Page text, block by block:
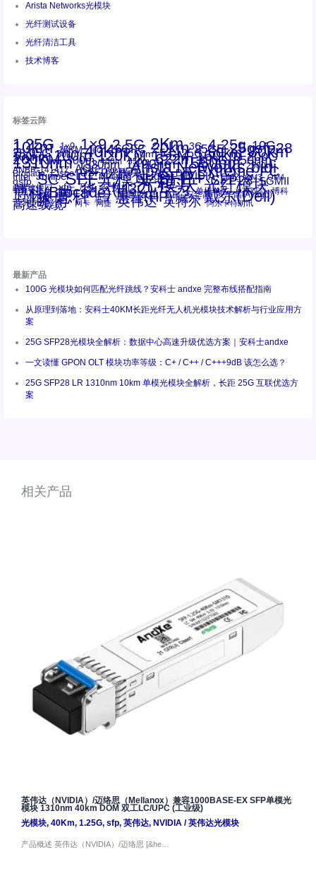
Arista Networks光模块
光纤测试设备
光纤清洁工具
技术博客
标签云阵
1.25G 1x9 1×9 2.5G 2Km 3G 4.25g 10G
10km 15KM 16G 16GFC 20km 25GE 25gsfp28
28.05G 30km 40Km 50m 53.125G 60km 80km
100km 100m 120KM 155M 160km 200G
200KM 300m 400m 550m 622m 800G 850nm
1310nm 1330nm 1490nm 1550nm 2500m
ANBR-1414TZ AOC Arista Arista Networks bidi
Brocade Cisco CSFP光模块 DAC Dell Extreme FC
Intel Juniper LC MPO-LC Netgear NVIDIA OM2 OM3 OM4
qsfp SC SFF光模块 SFP+ SFP28 SGMII
st螺纹接口 xfp 万兆 交换机 光模块 光纤模块
千兆光模块 华三 华三(H3C) 华为 单模单芯 单模双芯 博科
博科(Brocade) 博通 友讯 多模 安华高 安华高(Avago)
工业级 思科 惠普 惠普(HP) 戴尔 戴尔(Dell)
百兆 瞻博 网卡 网捷 英伟达 英特尔 阿尔卡特朗讯
高速线缆
最新产品
100G 光模块如何匹配光纤跳线？安科士 andxe 完整布线搭配指南
从原理到落地：安科士40KM长距光纤无人机光模块技术解析与行业应用方
案
25G SFP28光模块全解析：数据中心高速升级优选方案｜安科士andxe
一文读懂 GPON OLT 模块功率等级：C+ / C++ / C+++9dB 该怎么选？
25G SFP28 LR 1310nm 10km 单模光模块全解析，长距 25G 互联优选方
案
相关产品
英伟达（NVIDIA）/迈络思（Mellanox）兼容1000BASE-EX SFP单模光
模块 1310nm 40km DOM 双工LC/UPC (工业级)
光模块, 40Km, 1.25G, sfp, 英伟达, NVIDIA/英伟达光模块
产品概述 英伟达（NVIDIA）/迈络思 [&he…